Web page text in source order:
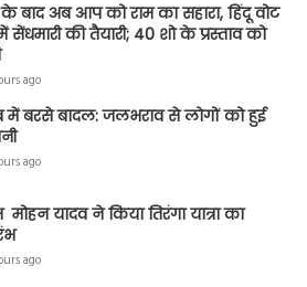
के बाद अब आप को राम का सहारा, हिंदू वोट
की तैयारी; 40 शो के प्रस्ताव को
ago
में बरसे बादल: जलभराव से लोगों को हुई
ago
मोहन यादव ने किया तिरंगा यात्रा का
ago